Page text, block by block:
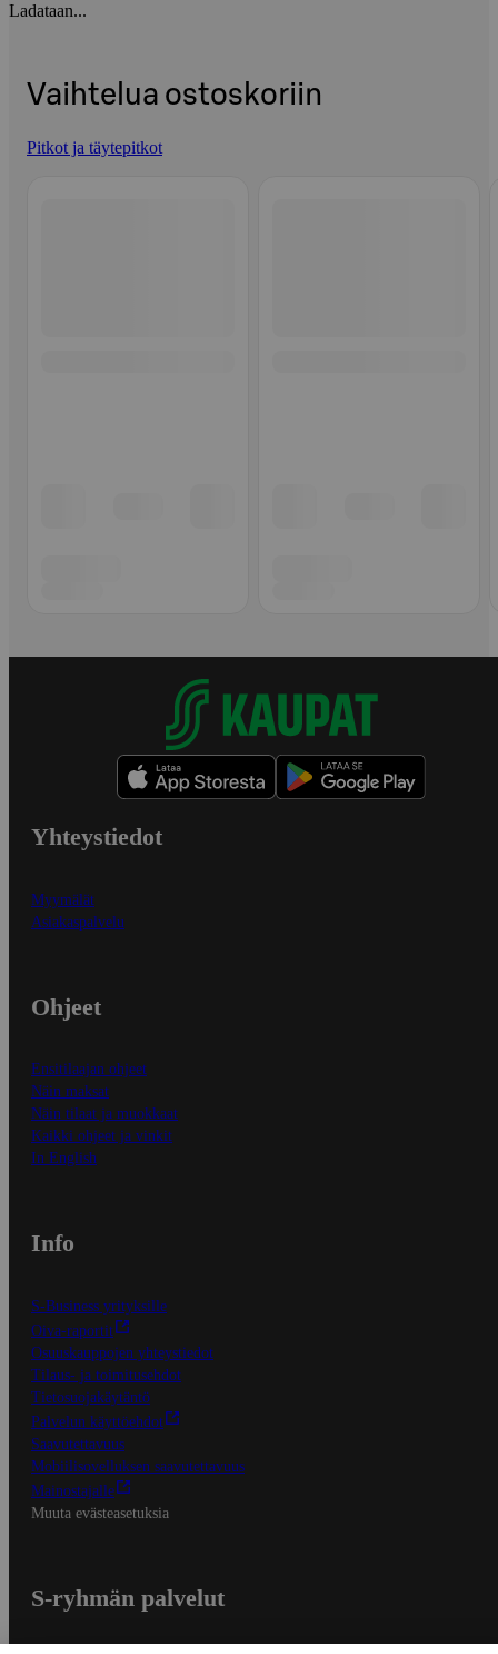
Ladataan...
Vaihtelua ostoskoriin
Pitkot ja täytepitkot
Yhteystiedot
Myymälät
Asiakaspalvelu
Ohjeet
Ensitilaajan ohjeet
Näin maksat
Näin tilaat ja muokkaat
Kaikki ohjeet ja vinkit
In English
Info
S-Business yrityksille
Oiva-raportit
Osuuskauppojen yhteystiedot
Tilaus- ja toimitusehdot
Tietosuojakäytäntö
Palvelun käyttöehdot
Saavutettavuus
Mobiilisovelluksen saavutettavuus
Mainostajalle
Muuta evästeasetuksia
S-ryhmän palvelut